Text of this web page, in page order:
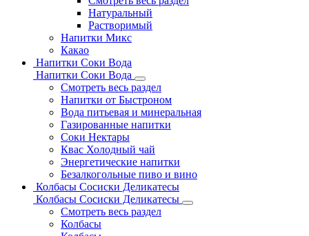
Натуральный
Растворимый
Напитки Микс
Какао
Напитки Соки Вода
Напитки Соки Вода
Смотреть весь раздел
Напитки от Быстроном
Вода питьевая и минеральная
Газированные напитки
Соки Нектары
Квас Холодный чай
Энергетические напитки
Безалкогольные пиво и вино
Колбасы Сосиски Деликатесы
Колбасы Сосиски Деликатесы
Смотреть весь раздел
Колбасы